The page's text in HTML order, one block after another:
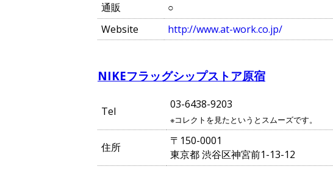
通販
○
Website
http://www.at-work.co.jp/
NIKEフラッグシップストア原宿
Tel
03-6438-9203
※コレクトを見たというとスムーズです。
住所
〒150-0001
東京都 渋谷区神宮前1-13-12